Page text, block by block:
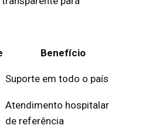
Benefício
Suporte em todo o país
Atendimento hospitalar
de referência